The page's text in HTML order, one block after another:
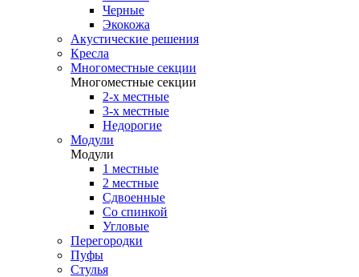
Черные
Экокожа
Акустические решения
Кресла
Многоместные секции
Многоместные секции
2-х местные
3-х местные
Недорогие
Модули
Модули
1 местные
2 местные
Сдвоенные
Со спинкой
Угловые
Перегородки
Пуфы
Стулья